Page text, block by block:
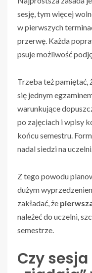
sesję, tym więcej
w pierwszych
przerwę. Każda
psuje możliwość
Trzeba też pamiętać,
się jednym
warunkujące
po zajęciach i wpisy
końcu semestru.
nadal siedzi na uczelni.
Z tego powodu
dużym
zakładać, że
należeć do uczelni,
semestrze.
Czy